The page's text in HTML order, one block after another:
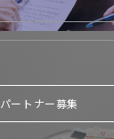
パートナー募集